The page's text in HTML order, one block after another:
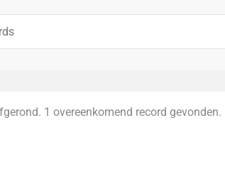
1 overeenkomend record gevonden.